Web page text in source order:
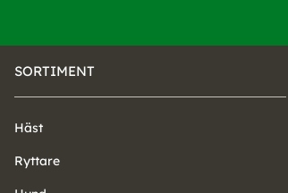
SORTIMENT
Häst
Ryttare